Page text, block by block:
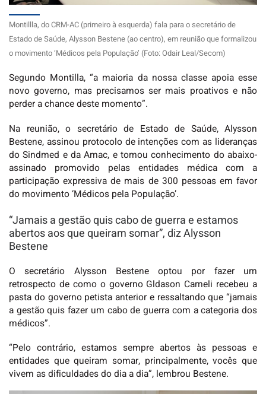
Montillla, do CRM-AC (primeiro à esquerda) fala para o secretário de
Estado de Saúde, Alysson Bestene (ao centro), em reunião que formalizou
o movimento ‘Médicos pela População’ (Foto: Odair Leal/Secom)
Segundo Montilla, “a maioria da nossa classe apoia esse
novo governo, mas precisamos ser mais proativos e não
perder a chance deste momento”.
Na reunião, o secretário de Estado de Saúde, Alysson
Bestene, assinou protocolo de intenções com as lideranças
do Sindmed e da Amac, e tomou conhecimento do abaixo-
assinado promovido pelas entidades médica com a
participação expressiva de mais de 300 pessoas em favor
do movimento ‘Médicos pela População’.
“Jamais a gestão quis cabo de guerra e estamos
abertos aos que queiram somar”, diz Alysson
Bestene
O secretário Alysson Bestene optou por fazer um
retrospecto de como o governo Gldason Cameli recebeu a
pasta do governo petista anterior e ressaltando que “jamais
a gestão quis fazer um cabo de guerra com a categoria dos
médicos”.
“Pelo contrário, estamos sempre abertos às pessoas e
entidades que queiram somar, principalmente, vocês que
vivem as dificuldades do dia a dia”, lembrou Bestene.